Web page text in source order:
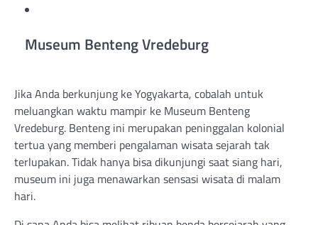
Museum Benteng Vredeburg
Jika Anda berkunjung ke Yogyakarta, cobalah untuk
meluangkan waktu mampir ke Museum Benteng
Vredeburg. Benteng ini merupakan peninggalan kolonial
tertua yang memberi pengalaman wisata sejarah tak
terlupakan. Tidak hanya bisa dikunjungi saat siang hari,
museum ini juga menawarkan sensasi wisata di malam
hari.